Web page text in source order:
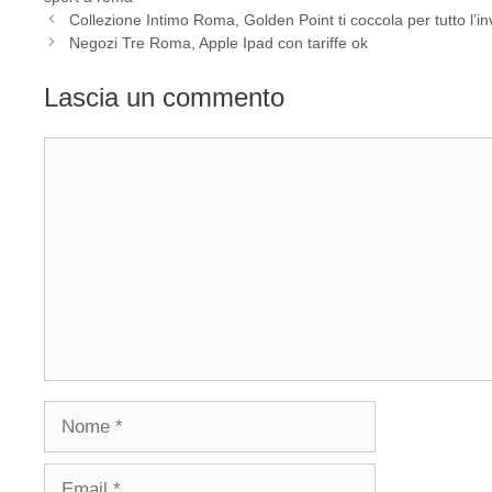
Collezione Intimo Roma, Golden Point ti coccola per tutto
Negozi Tre Roma, Apple Ipad con tariffe ok
Lascia un commento
Nome
Email